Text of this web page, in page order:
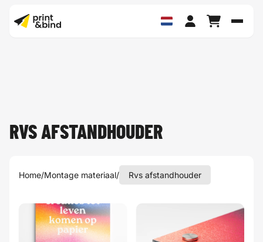
RVS AFSTANDHOUDER
Home/Montage materiaal/ Rvs afstandhouder